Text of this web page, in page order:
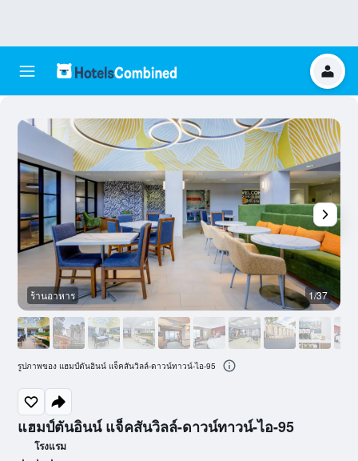
แฮมป์ตันอินน์ แจ็คสันวิลล์-ดาวน์ทาวน์-ไอ-95
โรงแรม
ร้านอาหาร 1/37
รูปภาพของ แฮมป์ตันอินน์ แจ็คสันวิลล์-ดาวน์ทาวน์-ไอ-95